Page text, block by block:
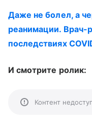
Даже не болел, а
реанимации. Врач-
последствиях
И смотрите ролик:
Контент